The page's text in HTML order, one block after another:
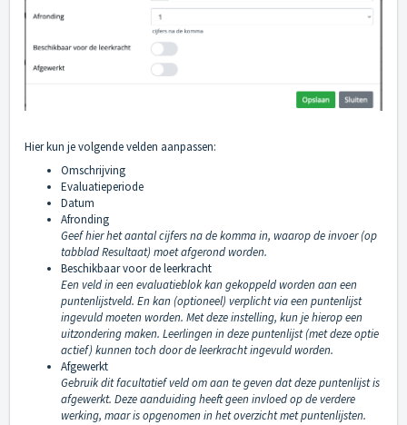
Hier kun je volgende velden aanpassen:
Omschrijving
Evaluatieperiode
Datum
Afronding
Geef hier het aantal cijfers na de komma in, waarop de invoer (op
tabblad Resultaat) moet afgerond worden.
Beschikbaar voor de leerkracht
Een veld in een evaluatieblok kan gekoppeld worden aan een
puntenlijstveld. En kan (optioneel) verplicht via een puntenlijst
ingevuld moeten worden. Met deze instelling, kun je hierop een
uitzondering maken. Leerlingen in deze puntenlijst (met deze optie
actief) kunnen toch door de leerkracht ingevuld worden.
Afgewerkt
Gebruik dit facultatief veld om aan te geven dat deze puntenlijst is
afgewerkt. Deze aanduiding heeft geen invloed op de verdere
werking, maar is opgenomen in het overzicht met puntenlijsten.